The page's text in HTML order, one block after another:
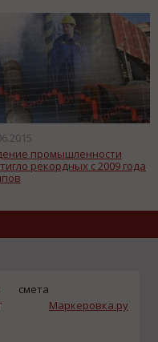
промышленности
рекордных с 2009 года
смета
Маркеровка.ру